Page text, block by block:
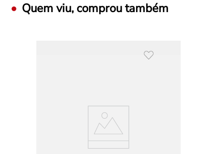
Quem viu, comprou também